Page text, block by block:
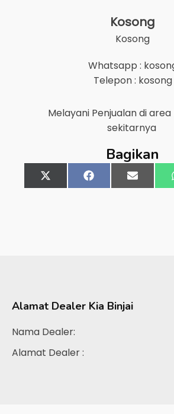
Kosong
Kosong
Whatsapp :
Telepon : kosong
Melayani Penjualan di area
sekitarnya
Bagikan
Share
on
X
(Twitter)
Share
on
FacebookShare
on
Email
Alamat Dealer Kia Binjai
Nama Dealer:
Alamat Dealer :